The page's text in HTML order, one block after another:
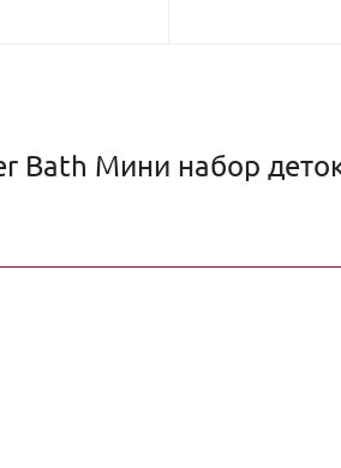
Bath Мини набор